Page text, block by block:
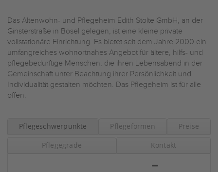
Das Altenwohn- und Pflegeheim Edith Stolte GmbH, an der
Ginsterstraße in Bösel gelegen, ist eine kleine private
vollstationäre Einrichtung. Es bietet seit dem Jahre 2000 ein
umfangreiches wohnortnahes Angebot für ältere, hilfs- und
pflegebedürftige Menschen, die ihren Lebensabend in der
Gemeinschaft unter Beachtung ihrer Persönlichkeit und
Individualität gestalten möchten. Das Pflegeheim ist für alle
offen.
Pflegeschwerpunkte Pflegeformen Preise
Pflegegrade Kontakt